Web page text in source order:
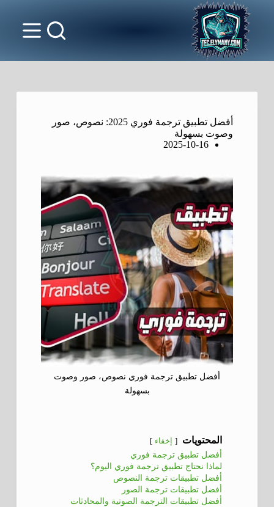
أفضل تطبيق ترجمة فوري 2025: نصوص، صور
وصوت بسهولة
2025-10-16
أفضل تطبيق ترجمة فوري نصوص، صور وصوت
بسهولة
المحتويات إخفاء
أفضل تطبيق ترجمة فوري
لماذا نحتاج تطبيق ترجمة فوري اليوم؟
أفضل تطبيقات ترجمة النصوص
أفضل تطبيقات ترجمة الصور
أفضل تطبيقات الترجمة الصوتية والمحادثات